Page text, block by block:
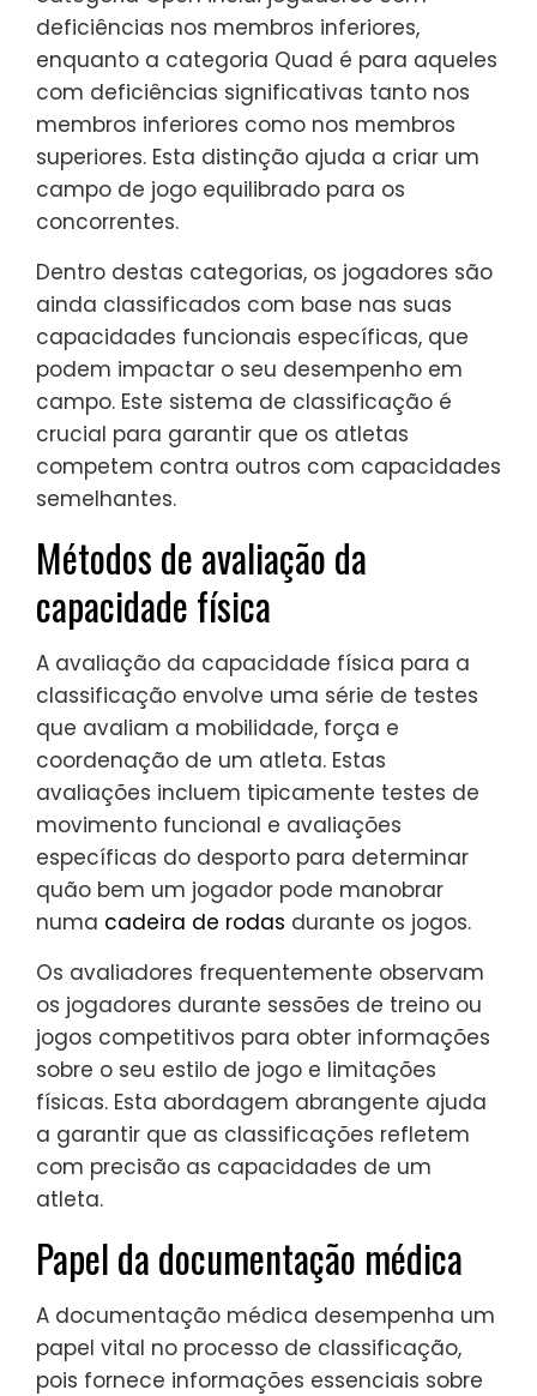
deficiências nos membros inferiores,
enquanto a categoria Quad é para aqueles
com deficiências significativas tanto nos
membros inferiores como nos membros
superiores. Esta distinção ajuda a criar um
campo de jogo equilibrado para os
concorrentes.
Dentro destas categorias, os jogadores são
ainda classificados com base nas suas
capacidades funcionais específicas, que
podem impactar o seu desempenho em
campo. Este sistema de classificação é
crucial para garantir que os atletas
competem contra outros com capacidades
semelhantes.
Métodos de avaliação da
capacidade física
A avaliação da capacidade física para a
classificação envolve uma série de testes
que avaliam a mobilidade, força e
coordenação de um atleta. Estas
avaliações incluem tipicamente testes de
movimento funcional e avaliações
específicas do desporto para determinar
quão bem um jogador pode manobrar
numa cadeira de rodas durante os jogos.
Os avaliadores frequentemente observam
os jogadores durante sessões de treino ou
jogos competitivos para obter informações
sobre o seu estilo de jogo e limitações
físicas. Esta abordagem abrangente ajuda
a garantir que as classificações refletem
com precisão as capacidades de um
atleta.
Papel da documentação médica
A documentação médica desempenha um
papel vital no processo de classificação,
pois fornece informações essenciais sobre